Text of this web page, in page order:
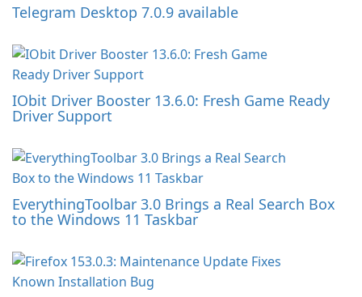
Telegram Desktop 7.0.9 available
IObit Driver Booster 13.6.0: Fresh Game Ready
Driver Support
EverythingToolbar 3.0 Brings a Real Search Box
to the Windows 11 Taskbar